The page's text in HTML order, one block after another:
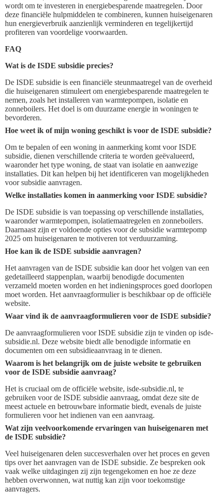
wordt om te investeren in energiebesparende maatregelen. Door
deze financiële hulpmiddelen te combineren, kunnen huiseigenaren
hun energieverbruik aanzienlijk verminderen en tegelijkertijd
profiteren van voordelige voorwaarden.
FAQ
Wat is de ISDE subsidie precies?
De ISDE subsidie is een financiële steunmaatregel van de overheid
die huiseigenaren stimuleert om energiebesparende maatregelen te
nemen, zoals het installeren van warmtepompen, isolatie en
zonneboilers. Het doel is om duurzame energie in woningen te
bevorderen.
Hoe weet ik of mijn woning geschikt is voor de ISDE subsidie?
Om te bepalen of een woning in aanmerking komt voor ISDE
subsidie, dienen verschillende criteria te worden geëvalueerd,
waaronder het type woning, de staat van isolatie en aanwezige
installaties. Dit kan helpen bij het identificeren van mogelijkheden
voor subsidie aanvragen.
Welke installaties komen in aanmerking voor ISDE subsidie?
De ISDE subsidie is van toepassing op verschillende installaties,
waaronder warmtepompen, isolatiemaatregelen en zonneboilers.
Daarnaast zijn er voldoende opties voor de subsidie warmtepomp
2025 om huiseigenaren te motiveren tot verduurzaming.
Hoe kan ik de ISDE subsidie aanvragen?
Het aanvragen van de ISDE subsidie kan door het volgen van een
gedetailleerd stappenplan, waarbij benodigde documenten
verzameld moeten worden en het indieningsproces goed doorlopen
moet worden. Het aanvraagformulier is beschikbaar op de officiële
website.
Waar vind ik de aanvraagformulieren voor de ISDE subsidie?
De aanvraagformulieren voor ISDE subsidie zijn te vinden op isde-
subsidie.nl. Deze website biedt alle benodigde informatie en
documenten om een subsidieaanvraag in te dienen.
Waarom is het belangrijk om de juiste website te gebruiken
voor de ISDE subsidie aanvraag?
Het is cruciaal om de officiële website, isde-subsidie.nl, te
gebruiken voor de ISDE subsidie aanvraag, omdat deze site de
meest actuele en betrouwbare informatie biedt, evenals de juiste
formulieren voor het indienen van een aanvraag.
Wat zijn veelvoorkomende ervaringen van huiseigenaren met
de ISDE subsidie?
Veel huiseigenaren delen succesverhalen over het proces en geven
tips over het aanvragen van de ISDE subsidie. Ze bespreken ook
vaak welke uitdagingen zij zijn tegengekomen en hoe ze deze
hebben overwonnen, wat nuttig kan zijn voor toekomstige
aanvragers.